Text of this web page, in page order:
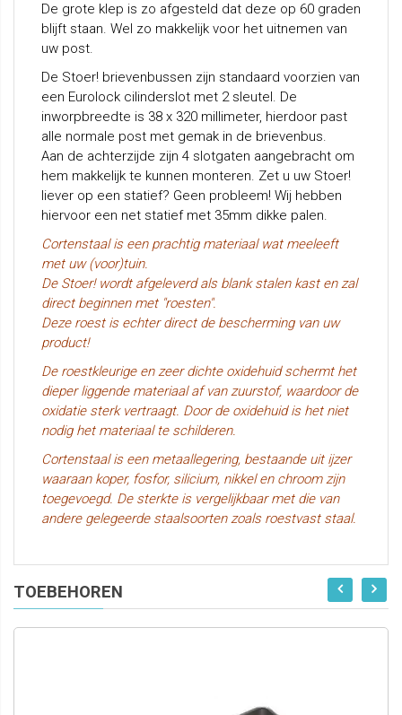
De grote klep is zo afgesteld dat deze op 60 graden
blijft staan. Wel zo makkelijk voor het uitnemen van
uw post.
De Stoer! brievenbussen zijn standaard voorzien van
een Eurolock cilinderslot met 2 sleutel. De
inworpbreedte is 38 x 320 millimeter, hierdoor past
alle normale post met gemak in de brievenbus.
Aan de achterzijde zijn 4 slotgaten aangebracht om
hem makkelijk te kunnen monteren. Zet u uw Stoer!
liever op een statief? Geen probleem! Wij hebben
hiervoor een net statief met 35mm dikke palen.
Cortenstaal is een prachtig materiaal wat meeleeft
met uw (voor)tuin.
De Stoer! wordt afgeleverd als blank stalen kast en zal
direct beginnen met "roesten".
Deze roest is echter direct de bescherming van uw
product!
De roestkleurige en zeer dichte oxidehuid schermt het
dieper liggende materiaal af van zuurstof, waardoor de
oxidatie sterk vertraagt. Door de oxidehuid is het niet
nodig het materiaal te schilderen.
Cortenstaal is een metaallegering, bestaande uit ijzer
waaraan koper, fosfor, silicium, nikkel en chroom zijn
toegevoegd. De sterkte is vergelijkbaar met die van
andere gelegeerde staalsoorten zoals roestvast staal.
TOEBEHOREN